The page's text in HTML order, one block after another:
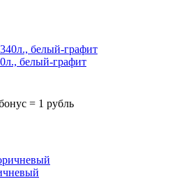
белый-графит
= 1 рубль